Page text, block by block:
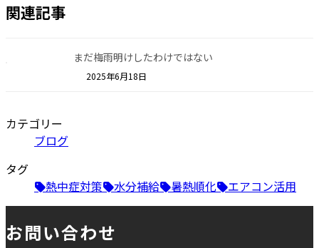
関連記事
まだ梅雨明けしたわけではない
2025年6月18日
カテゴリー
ブログ
タグ
熱中症対策
水分補給 暑熱順化 エアコン活用
お問い合わせ